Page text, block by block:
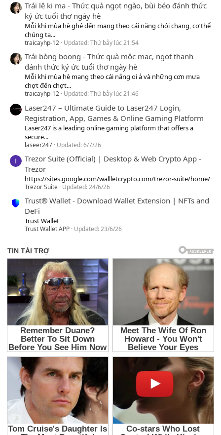
Trái lê ki ma - Thức quà ngọt ngào, bùi béo đánh thức
ký ức tuổi thơ ngày hè
Mỗi khi mùa hè ghé đến mang theo cái nắng chói chang, cơ thể
chúng ta...
traicayhp-12 Updated:Thứ bảy lúc 21:54
Trái bòng boong - Thức quà mộc mạc, ngọt thanh
đánh thức ký ức tuổi thơ ngày hè
Mỗi khi mùa hè mang theo cái nắng oi ả và những cơn mưa
chợt đến chợt...
traicayhp-12 Updated:Thứ bảy lúc 21:46
Laser247 – Ultimate Guide to Laser247 Login,
Registration, App, Games & Online Gaming Platform
Laser247 is a leading online gaming platform that offers a
secure...
laseer247 Updated:6/7/26
Trezor Suite (Official) | Desktop & Web Crypto App -
Trezor
https://sites.google.com/wallletcrypto.com/trezor-suite/home/
Trezor Suite Updated:24/6/26
Trust® Wallet - Download Wallet Extension | NFTs and
DeFi
Trust Wallet
Trust Wallet APP Updated:23/6/26